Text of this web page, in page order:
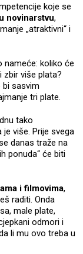
koje se
novinarstvu,
„atraktivni“ i
nameće: koliko će
više plata?
bi sasvim
tri plate.
tako
više. Prije svega
danas traže na
ponuda“ će biti
i filmovima,
raditi. Onda
male plate,
odmori i
li mu ovo treba u